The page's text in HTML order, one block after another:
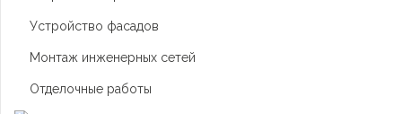
Устройство фасадов
Монтаж инженерных сетей
Отделочные работы